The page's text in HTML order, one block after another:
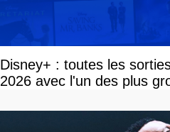
Disney+ : toutes les
2026 avec l'un des plus